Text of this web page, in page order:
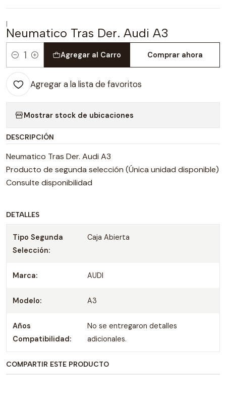
|
Neumatico Tras Der. Audi A3
Cantidad
Agregar al Carro Comprar ahora
Agregar a la lista de favoritos
Mostrar stock de ubicaciones
DESCRIPCIÓN
Neumatico Tras Der. Audi A3
Producto de segunda selección (Única unidad disponible)
Consulte disponibilidad
DETALLES
Tipo Segunda
Selección:
Caja Abierta
Marca: AUDI
Modelo: A3
Años
Compatibilidad:
No se entregaron detalles
adicionales.
COMPARTIR ESTE PRODUCTO